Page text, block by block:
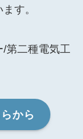
す。
第二種電気工
から